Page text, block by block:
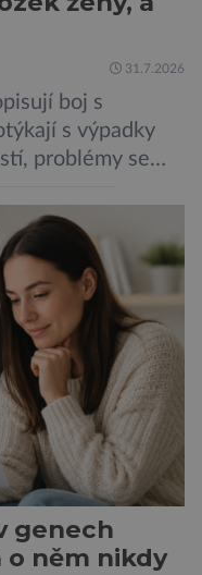
31.7.2026
boj s
s výpadky
problémy se
péči o
že za tím
těhotenstvím!
[…]
genech
o něm nikdy